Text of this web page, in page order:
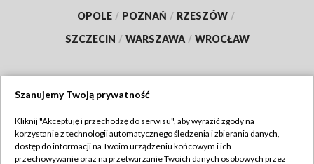
OPOLE / POZNAŃ / RZESZÓW /
SZCZECIN / WARSZAWA / WROCŁAW
TVP
Abonament TVP
Szanujemy Twoją prywatność
Kliknij "Akceptuję i przechodzę do serwisu", aby wyrazić zgody na
korzystanie z technologii automatycznego śledzenia i zbierania danych,
dostęp do informacji na Twoim urządzeniu końcowym i ich
przechowywanie oraz na przetwarzanie Twoich danych osobowych przez